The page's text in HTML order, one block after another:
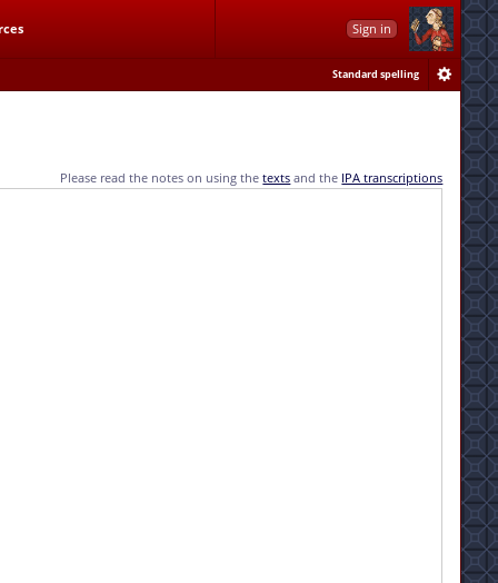
Sign in
Standard spelling
Please read the notes on using thetexts and the IPA transcriptions